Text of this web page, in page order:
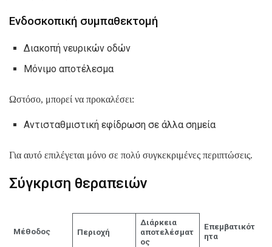
Ενδοσκοπική συμπαθεκτομή
Διακοπή νευρικών οδών
Μόνιμο αποτέλεσμα
Ωστόσο, μπορεί να προκαλέσει:
Αντισταθμιστική εφίδρωση σε άλλα σημεία
Για αυτό επιλέγεται μόνο σε πολύ συγκεκριμένες περιπτώσεις.
Σύγκριση θεραπειών
Μέθοδος Περιοχή
Διάρκεια
αποτελέσματ
ος
Επεμβατικότ
ητα